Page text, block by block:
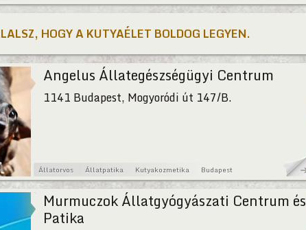
HOGY A KUTYAÉLET BOLDOG LEGYEN.
Angelus Állategészségügyi Centrum
1141 Budapest, Mogyoródi út 147/B.
Állatorvos Állatpatika Kutyakozmetika Budapest
Murmuczok Állatgyógyászati Centrum és
Patika